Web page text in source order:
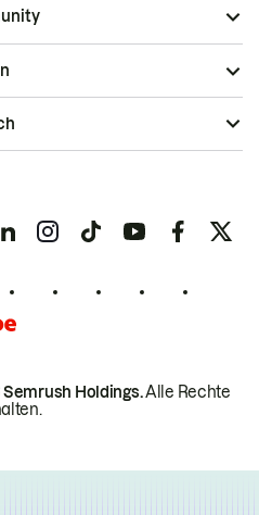
Semrush Holdings.Alle Rechte